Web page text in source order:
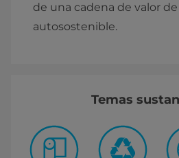
de una cadena de valor
autosostenible.
Temas